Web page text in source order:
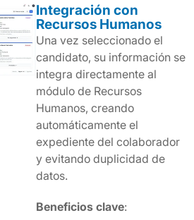
Integración con
Recursos Humanos
Una vez seleccionado el
candidato, su información se
integra directamente al
módulo de Recursos
Humanos, creando
automáticamente el
expediente del colaborador
y evitando duplicidad de
datos.
Beneficios clave: